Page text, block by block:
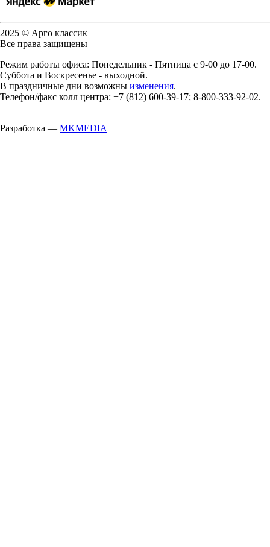
2025 © Арго классик
Все права защищены
Режим работы офиса: Понедельник - Пятница с 9-00 до 17-00.
Суббота и Воскресенье - выходной.
В праздничные дни возможны изменения.
Телефон/факс колл центра: +7 (812) 600-39-17; 8-800-333-92-02.
Разработка — MKMEDIA